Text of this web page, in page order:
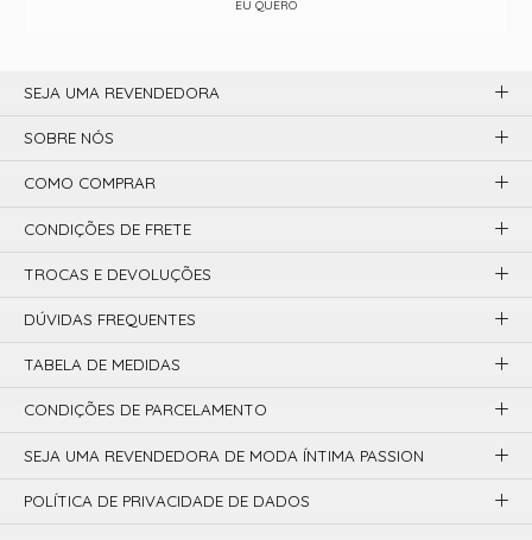
EU QUERO
SEJA UMA REVENDEDORA
SOBRE NÓS
COMO COMPRAR
CONDIÇÕES DE FRETE
TROCAS E DEVOLUÇÕES
DÚVIDAS FREQUENTES
TABELA DE MEDIDAS
CONDIÇÕES DE PARCELAMENTO
SEJA UMA REVENDEDORA DE MODA ÍNTIMA PASSION
POLÍTICA DE PRIVACIDADE DE DADOS